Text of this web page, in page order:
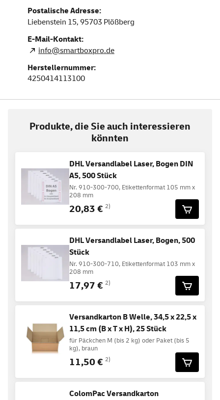
Postalische Adresse:
Liebenstein 15, 95703 Plößberg
E-Mail-Kontakt:
info@smartboxpro.de
Herstellernummer:
4250414113100
Produkte, die Sie auch interessieren
könnten
DHL Versandlabel Laser, Bogen DIN
A5, 500 Stück
Nr. 910-300-700, Etikettenformat 105 mm x
208 mm
20,83 € 2)
DHL Versandlabel Laser, Bogen, 500
Stück
Nr. 910-300-710, Etikettenformat 103 mm x
208 mm
17,97 € 2)
Versandkarton B Welle, 34,5 x 22,5 x
11,5 cm (B x T x H), 25 Stück
für Päckchen M (bis 2 kg) oder Paket (bis 5
kg), braun
11,50 € 2)
ColomPac Versandkarton